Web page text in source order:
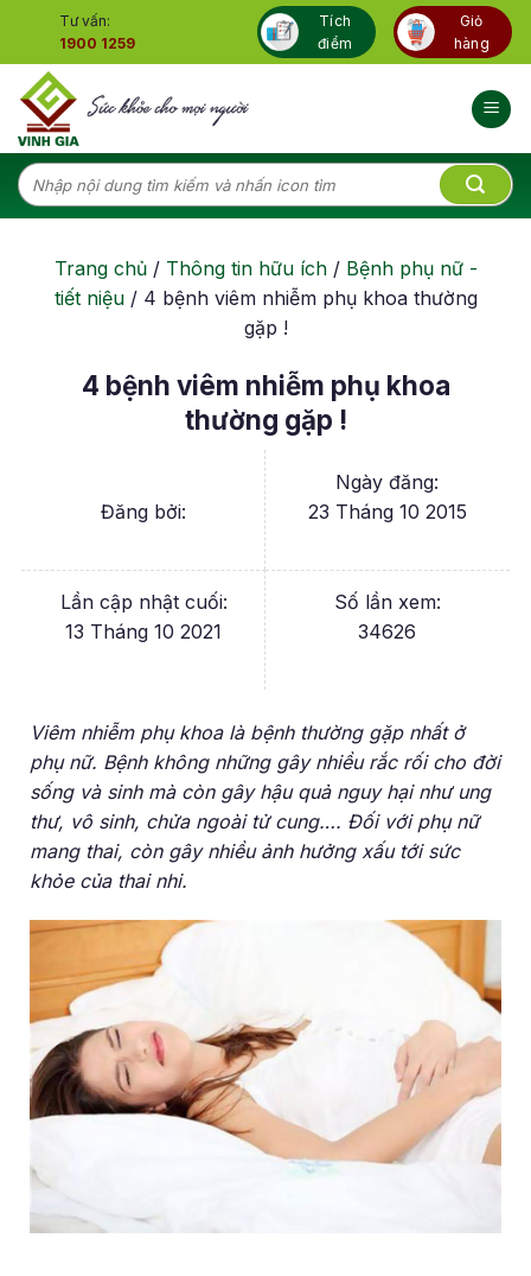
content
Tư vấn:
1900 1259
Tích
điểm
Giỏ
hàng
Tìm
kiếm:
Trang chủ/ Thông tin hữu ích/ Bệnh phụ nữ -
tiết niệu/ 4 bệnh viêm nhiễm phụ khoa thường
gặp !
4 bệnh viêm nhiễm phụ khoa
thường gặp !
Đăng bởi:
Ngày đăng:
23 Tháng 10 2015
Lần cập nhật cuối:
13 Tháng 10 2021
Số lần xem:
34626
Viêm nhiễm phụ khoa là bệnh thường gặp nhất ở
phụ nữ. Bệnh không những gây nhiều rắc rối cho đời
sống và sinh mà còn gây hậu quả nguy hại như ung
thư, vô sinh, chửa ngoài tử cung…. Đối với phụ nữ
mang thai, còn gây nhiều ảnh hưởng xấu tới sức
khỏe của thai nhi.